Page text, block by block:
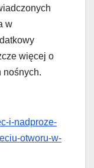
w
więcej o
nośnych.
i-nadproze-
otworu-w-